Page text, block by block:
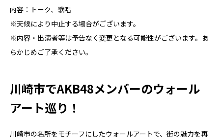
内容：トーク、歌唱
※天候により中止する場合がございます。
※内容・出演者等は予告なく変更となる可能性がございます。あ
らかじめご了承ください。
川崎市でAKB48メンバーのウォール
アート巡り！
川崎市の名所をモチーフにしたウォールアートで、街の魅力を再